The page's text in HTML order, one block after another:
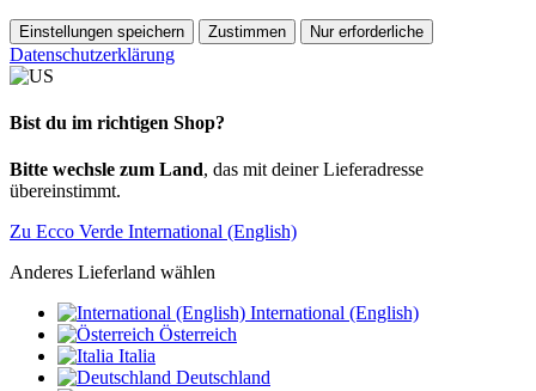
Einstellungen speichern Zustimmen Nur erforderliche
Datenschutzerklärung
Bist du im richtigen Shop?
Bitte wechsle zum Land, das mit deiner Lieferadresse
übereinstimmt.
Zu Ecco Verde International (English)
Anderes Lieferland wählen
International (English)
Österreich
Italia
Deutschland